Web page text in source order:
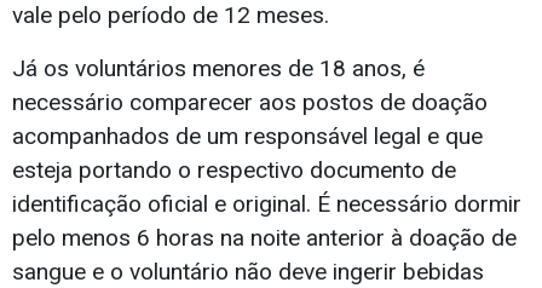
vale pelo período de 12 meses.
Já os voluntários menores de 18 anos, é
necessário comparecer aos postos de doação
acompanhados de um responsável legal e que
esteja portando o respectivo documento de
identificação oficial e original. É necessário dormir
pelo menos 6 horas na noite anterior à doação de
sangue e o voluntário não deve ingerir bebidas